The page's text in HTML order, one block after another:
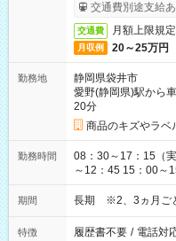
交通費別途支給あ
交通費 月額上限規
月収例 20～25万円
勤務地
静岡県袋井市
愛野(静岡県)駅から
20分
商品のキズやラベ
勤務時間
08：30～17：15（実働7時間45分）
～12：45 15：00～15：15 【残業】基本なし
り、1日1時間程度発
期間 長期 ※2、3ヵ月ご
特徴 履歴書不要 / 電話対